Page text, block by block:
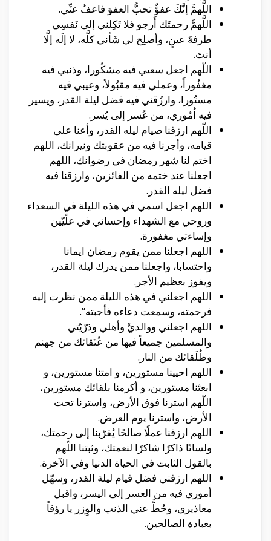
اللَّهمَّ إنَّكَ عفوٌّ تحبُّ العفوَ فاعفُ عنِّي.
اللَّهمَّ رحمتَك أَرجو فلا تَكِلني إلى نَفسِي
طرفةَ عينٍ، وأصلِح لي شَأني كلَّه، لا إلَه إلَّا
أنتَ.
اللّهم اجعل سعيي فيه مشكُورا، وذنبي فيه
مغفُوراً، وعملي فيه مقبُولاً، وعيبي فيه
مستُورا، وارزُقني فيه فضل ليلة القدر، ويسير
فيه اُمُوري، من عُسر إلى يُسر.
اللّهم ارزقنا صيام ليله القدر، وأعنا على
قيامه، وأجرنا فيه من عقوبتك ونيرانك، اللهم
اختم لنا شهر رمضان في رضوانك، اللهم
اجعلنا عند ختمه من الفائزين، وارزقنا فيه
فضل ليله القدر.
اللهم اجعل اسمي في هذه الليلة في السعداء
وروحي مع الشهداء وإحساني في علّيّين
وإساءتي مغفورة.
اللهم اجعلنا ممن يقوم رمضان ايمانا
واحتسابا، واجعلنا ممن يدرك ليلة القدر،
ويفوز بعظيم الأجر.
اللهم اجعلني في هذه الليلة ممن نظرت إليه
فرحمته، وسمعت دعاءه فأجبته”.
اللهم اجعلني ووالديَّ وأهلي وذرّيّتي
والمسلمين جميعاً فيها من عُتَقائك من جهنم
وطُلَقائك من النار.
اللهم احيينا مستورين، و امتنا مستورين، و
ابعثنا مستورين، و أكرمنا بلقائك مستورين،
اللّهم استرنا فوق الأرض، واسترنا تحت
الأرض، واسترنا يوم العرض.
اللهم ارزقنا عملًا صالحًا يُقرّبنا إلى رحمتك،
ولسانًا ذاكرًا شاكرًا لنعمتك، وثبتنا اللّهم
بالقول الثابت في الحياة الدنيا وفي الآخرة.
اللهم ارزقني فضل قيام ليلة القدر، وسهّل
أموري فيه من العسر إلى اليسر، واقبل
معاذيري، وحُطَّ عني الذنب والوِزر يا رؤفاً
بعبادة الصالحين.